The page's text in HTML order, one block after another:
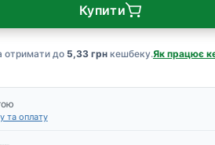
отримати до 5,33 грнкешбеку.Як працює
Купити
та оплату